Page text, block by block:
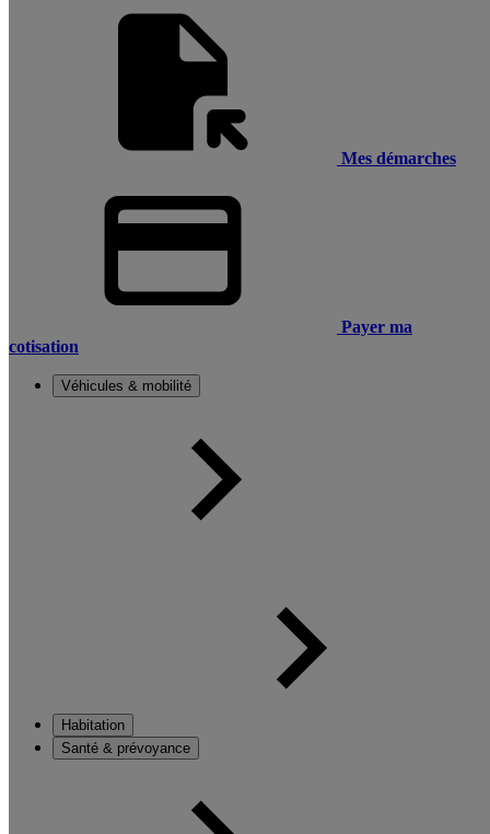
Mes démarches
Payer ma
cotisation
Véhicules & mobilité
Habitation
Santé & prévoyance